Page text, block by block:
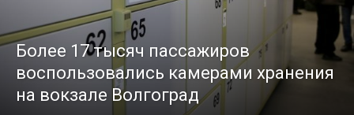
Более 17 тысяч пассажиров
воспользовались камерами хранения
на вокзале Волгоград